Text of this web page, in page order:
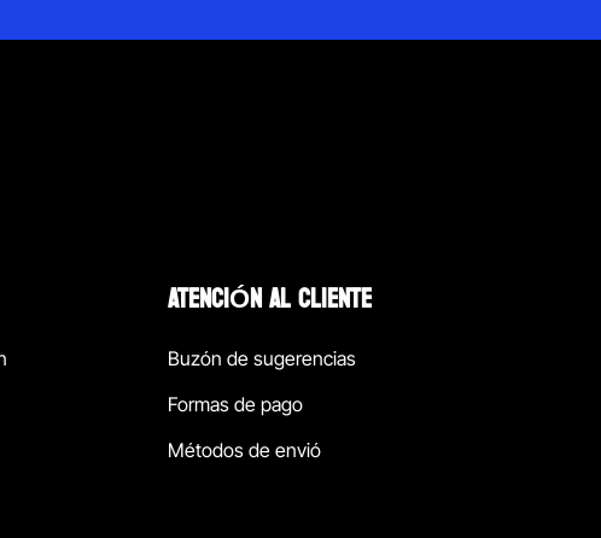
ATENCIÓN AL CLIENTE
Buzón de sugerencias
Formas de pago
Métodos de envió